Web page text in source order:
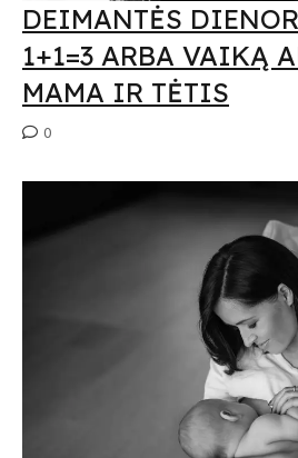
DEIMANTĖS
1+1=3 ARBA VAIKĄ
MAMA IR TĖTIS
0